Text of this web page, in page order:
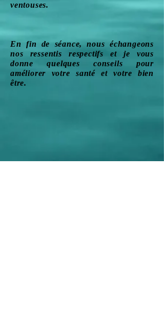
ventouses.
En fin de séance, nous échangeons
nos ressentis respectifs et je vous
donne quelques conseils pour
améliorer votre santé et votre bien
être.